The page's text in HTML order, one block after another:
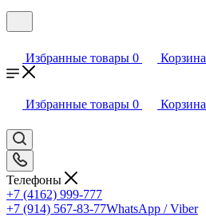
Избранные товары 0 Корзина
Избранные товары 0 Корзина
Телефоны
+7 (4162) 999-777
+7 (914) 567-83-77WhatsApp / Viber